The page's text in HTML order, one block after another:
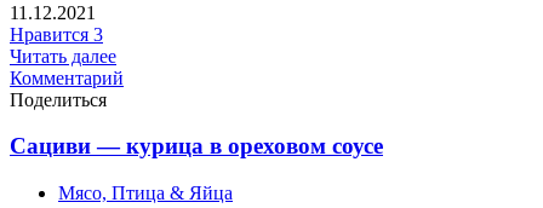
11.12.2021
Нравится 3
Читать далее
Комментарий
Поделиться
Сациви — курица в ореховом соусе
Мясо, Птица & Яйца